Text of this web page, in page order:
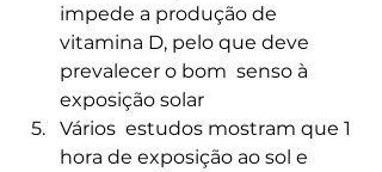
impede a produção de
vitamina D, pelo que deve
prevalecer o bom  senso à
exposição solar
Vários  estudos mostram que 1
hora de exposição ao sol e